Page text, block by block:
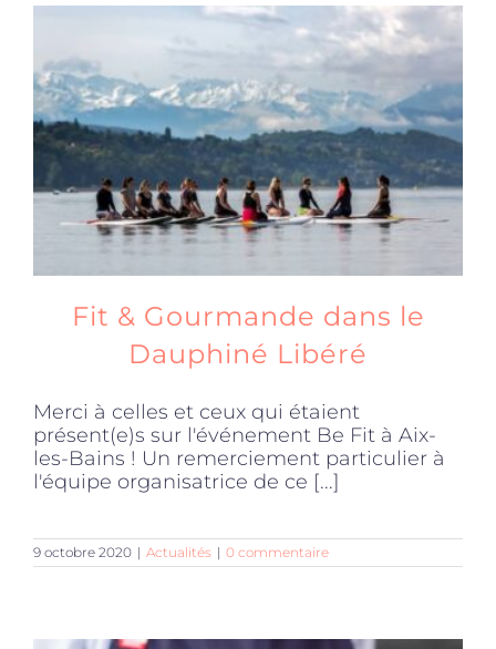
Fit & Gourmande dans le
Dauphiné Libéré
Merci à celles et ceux qui étaient
présent(e)s sur l'événement Be Fit à Aix-
les-Bains ! Un remerciement particulier à
l'équipe organisatrice de ce [...]
9 octobre 2020 | Actualités | 0 commentaire